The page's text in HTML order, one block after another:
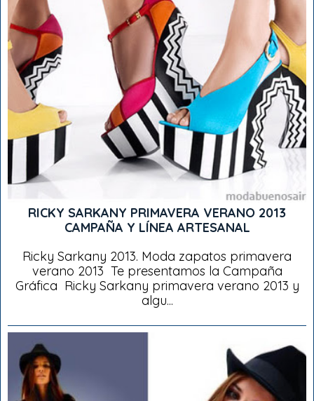
RICKY SARKANY PRIMAVERA VERANO 2013
CAMPAÑA Y LÍNEA ARTESANAL
Ricky Sarkany 2013. Moda zapatos primavera
verano 2013 Te presentamos la Campaña
Gráfica Ricky Sarkany primavera verano 2013 y
algu...